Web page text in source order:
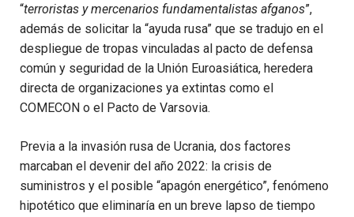
“terroristas y mercenarios fundamentalistas afganos”,
además de solicitar la “ayuda rusa” que se tradujo en el
despliegue de tropas vinculadas al pacto de defensa
común y seguridad de la Unión Euroasiática, heredera
directa de organizaciones ya extintas como el
COMECON o el Pacto de Varsovia.
Previa a la invasión rusa de Ucrania, dos factores
marcaban el devenir del año 2022: la crisis de
suministros y el posible “apagón energético”, fenómeno
hipotético que eliminaría en un breve lapso de tiempo